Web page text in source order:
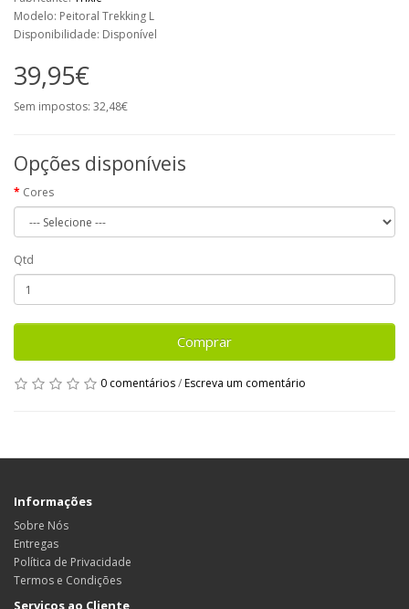
Modelo: Peitoral Trekking L
Disponibilidade: Disponível
39,95€
Sem impostos: 32,48€
Opções disponíveis
Cores
Qtd
Comprar
0 comentários/Escreva um comentário
Informações
Sobre Nós
Entregas
Política de Privacidade
Termos e Condições
Serviços ao Cliente